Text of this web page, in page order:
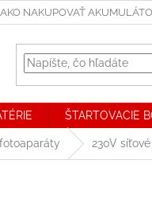
AKO NAKUPOVAŤ
ŠTARTOVACIE
230V síťové